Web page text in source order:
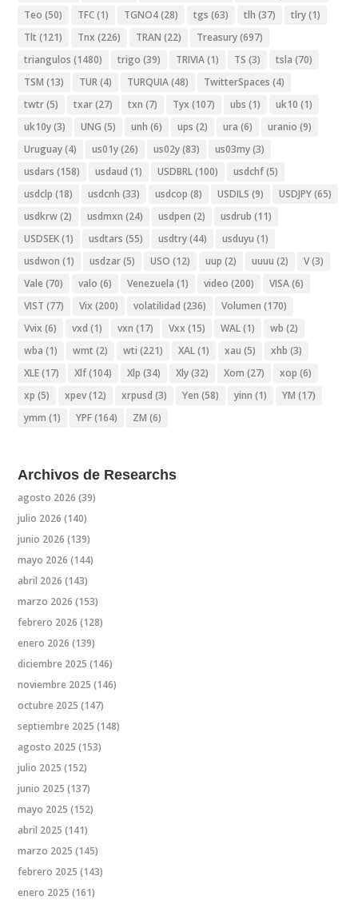
Teo (50) TFC(1) TGNO4(28) tgs (63) tlh (37) tlry(1)
Tlt (121) Tnx (226) TRAN (22) Treasury(697)
triangulos (1480) trigo (39) TRIVIA(1) TS (3) tsla (70)
TSM (13) TUR(4) TURQUIA(48) TwitterSpaces (4)
twtr(5) txar(27) txn (7) Tyx (107) ubs (1) uk10 (1)
uk10y(3) UNG (5) unh (6) ups (2) ura (6) uranio (9)
Uruguay(4) us01y(26) us02y(83) us03my(3)
usdars (158) usdaud (1) USDBRL(100) usdchf(5)
usdclp (18) usdcnh (33) usdcop (8) USDILS (9) USDJPY(65)
usdkrw(2) usdmxn (24) usdpen (2) usdrub (11)
USDSEK(1) usdtars (55) usdtry(44) usduyu (1)
usdwon (1) usdzar(5) USO (12) uup (2) uuuu (2) V(3)
Vale (70) valo (6) Venezuela (1) video (200) VISA(6)
VIST (77) Vix (200) volatilidad (236) Volumen (170)
Vvix (6) vxd (1) vxn (17) Vxx (15) WAL(1) wb (2)
wba (1) wmt (2) wti (221) XAL(1) xau (5) xhb (3)
XLE(17) Xlf(104) Xlp (34) Xly(32) Xom (27) xop (6)
xp (5) xpev(12) xrpusd (3) Yen (58) yinn (1) YM (17)
ymm (1) YPF(164) ZM (6)
Archivos de Researchs
agosto 2026 (39)
julio 2026 (140)
junio 2026 (139)
mayo 2026 (144)
abril 2026 (143)
marzo 2026 (153)
febrero 2026 (128)
enero 2026 (139)
diciembre 2025 (146)
noviembre 2025 (146)
octubre 2025 (147)
septiembre 2025 (148)
agosto 2025 (153)
julio 2025 (152)
junio 2025 (137)
mayo 2025 (152)
abril 2025 (141)
marzo 2025 (145)
febrero 2025 (143)
enero 2025 (161)